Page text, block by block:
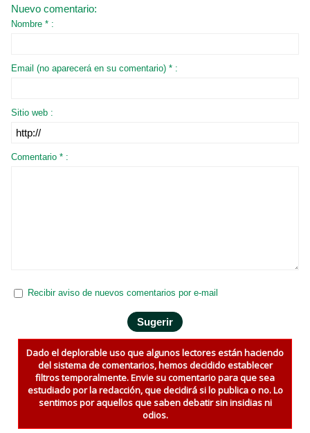
Nuevo comentario:
Nombre * :
Email (no aparecerá en su comentario) * :
Sitio web :
Comentario * :
Recibir aviso de nuevos comentarios por e-mail
Dado el deplorable uso que algunos lectores están haciendo
del sistema de comentarios, hemos decidido establecer
filtros temporalmente. Envie su comentario para que sea
estudiado por la redacción, que decidirá si lo publica o no. Lo
sentimos por aquellos que saben debatir sin insidias ni
odios.